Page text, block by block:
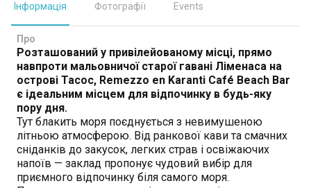
Інформація Фотографії Events
Про
Розташований у привілейованому місці, прямо
навпроти мальовничої старої гавані Ліменаса на
острові Тасос, Remezzo en Karanti Café Beach Bar
є ідеальним місцем для відпочинку в будь-яку
пору дня.
Тут блакить моря поєднується з невимушеною
літньою атмосферою. Від ранкової кави та смачних
сніданків до закусок, легких страв і освіжаючих
напоїв — заклад пропонує чудовий вибір для
приємного відпочинку біля самого моря.